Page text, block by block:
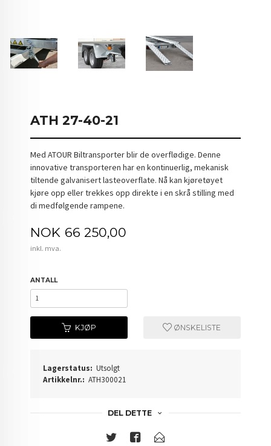
ATH 27-40-21
Med ATOUR Biltransporter blir de overflødige. Denne
innovative transporteren har en kontinuerlig, mekanisk
tiltende galvanisert lasteoverflate. Nå kan kjøretøyet
kjøre opp eller trekkes opp direkte i en skrå stilling med
di medfølgende rampene.
Pris
NOK 66 250,00
inkl. mva.
ANTALL
KJØP ØNSKELISTE
Lagerstatus: Utsolgt
Artikkelnr.: ATH300021
DEL DETTE